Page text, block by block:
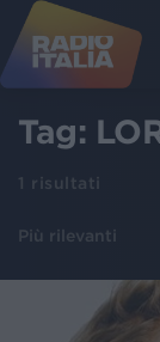
Tag:
1 risultati
Più rilevanti